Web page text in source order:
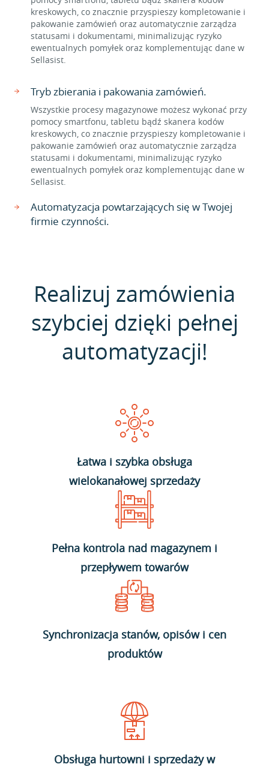
kreskowych, co znacznie przyspieszy kompletowanie i
pakowanie zamówień oraz automatycznie zarządza
statusami i dokumentami, minimalizując ryzyko
ewentualnych pomyłek oraz komplementując dane w
Sellasist.
Tryb zbierania i pakowania zamówień.
Wszystkie procesy magazynowe możesz wykonać przy
pomocy smartfonu, tabletu bądź skanera kodów
kreskowych, co znacznie przyspieszy kompletowanie i
pakowanie zamówień oraz automatycznie zarządza
statusami i dokumentami, minimalizując ryzyko
ewentualnych pomyłek oraz komplementując dane w
Sellasist.
Automatyzacja powtarzających się w Twojej
firmie czynności.
Realizuj zamówienia
szybciej dzięki pełnej
automatyzacji!
Łatwa i szybka obsługa
wielokanałowej sprzedaży
Pełna kontrola nad magazynem i
przepływem towarów
Synchronizacja stanów, opisów i cen
produktów
Obsługa hurtowni i sprzedaży w